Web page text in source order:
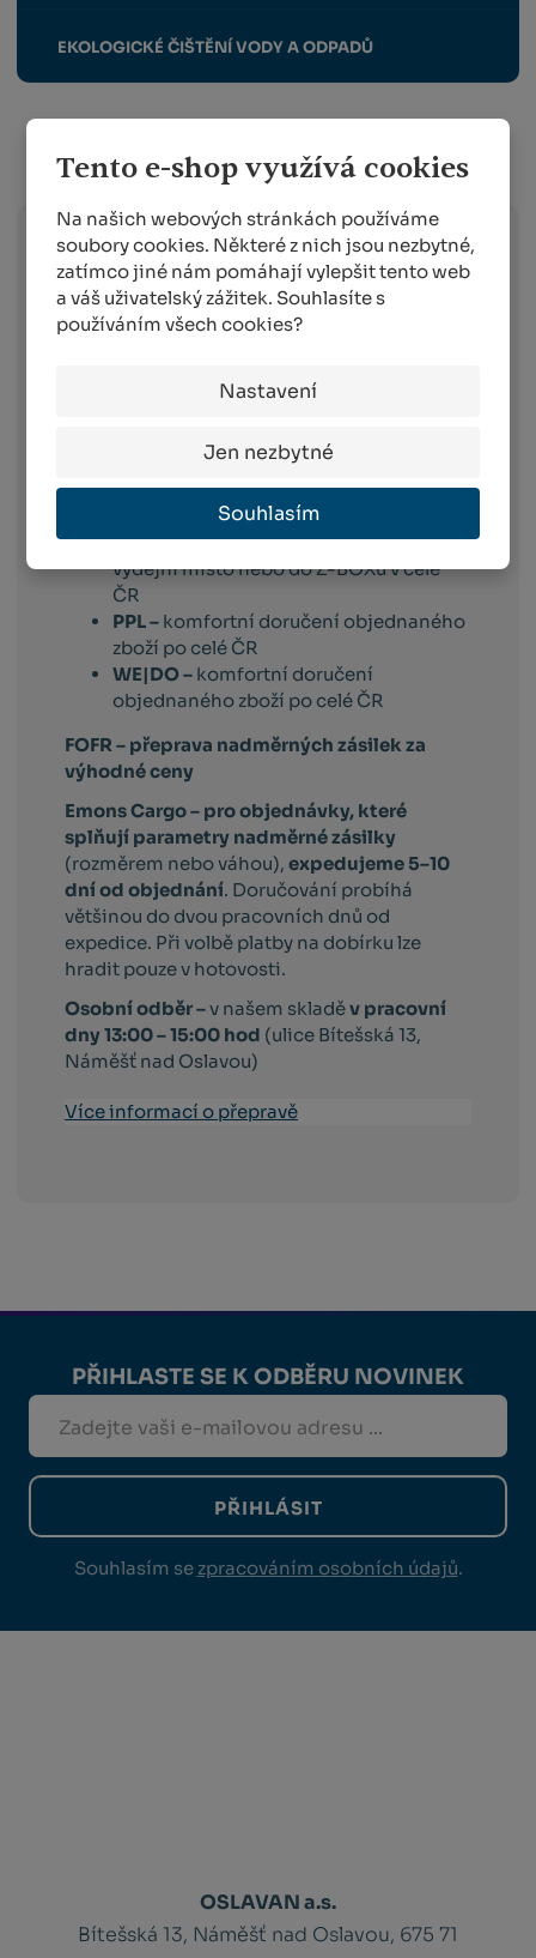
Tento e-shop využívá cookies
Na našich webových stránkách používáme
soubory cookies. Některé z nich jsou nezbytné,
zatímco jiné nám pomáhají vylepšit tento web
a váš uživatelský zážitek. Souhlasíte s
používáním všech cookies?
Nastavení
Jen nezbytné
Souhlasím
EKOLOGICKÉ ČIŠTĚNÍ VODY A ODPADŮ
Info o přepravě:
Zbožískladem expedujeme následující
pracovní den po dni, ve kterém objednávku
obdržíme. Doručování pak probíhá
Balíkovna na adresu –doručuje v celé
ČR na vámi vybranou adresu
Zásilkovna –doručení zásilky na
výdejní místo nebo do Z-BOXu v celé
ČR
PPL – komfortní doručení objednaného
zboží po celé ČR
WE|DO – komfortní doručení
objednaného zboží po celé ČR
FOFR – přeprava nadměrných zásilek za
výhodné ceny
Emons Cargo – pro objednávky, které
splňují parametry nadměrné zásilky
(rozměrem nebo váhou),expedujeme 5–10
dní od objednání. Doručování probíhá
většinou do dvou pracovních dnů od
expedice. Při volbě platby na dobírku lze
hradit pouze v hotovosti.
Osobní odběr –v našem skladěv pracovní
dny 13:00 – 15:00 hod (ulice Bítešská 13,
Náměšť nad Oslavou)
Více informací o přepravě
PŘIHLASTE SE K ODBĚRU NOVINEK
PŘIHLÁSIT
Souhlasím se zpracováním osobních údajů.
OSLAVAN a.s.
Bítešská 13, Náměšť nad Oslavou, 675 71